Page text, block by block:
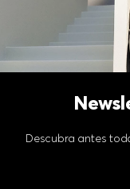
Descubra antes